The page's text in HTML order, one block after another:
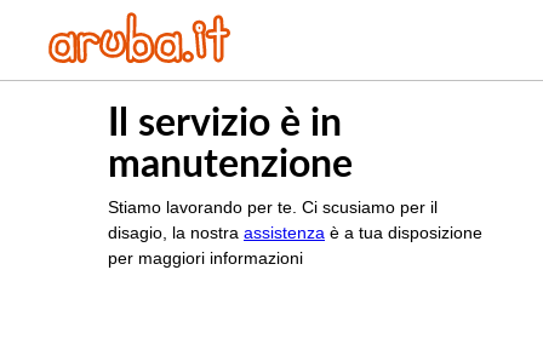
Il servizio è in
manutenzione
Stiamo lavorando per te. Ci scusiamo per il
disagio, la nostra assistenza è a tua disposizione
per maggiori informazioni